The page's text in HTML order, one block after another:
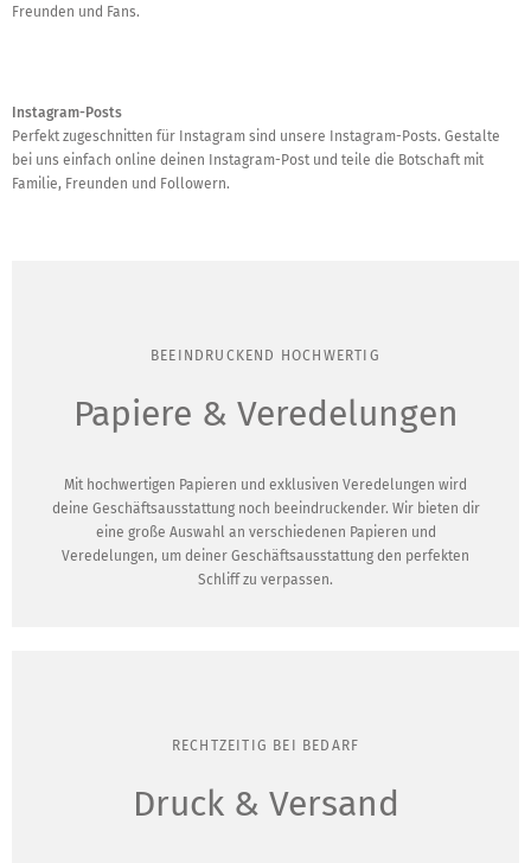
Freunden und Fans.
Instagram-Posts
Perfekt zugeschnitten für Instagram sind unsere Instagram-Posts. Gestalte
bei uns einfach online deinen Instagram-Post und teile die Botschaft mit
Familie, Freunden und Followern.
BEEINDRUCKEND HOCHWERTIG
Papiere & Veredelungen
Mit hochwertigen Papieren und exklusiven Veredelungen wird
deine Geschäftsausstattung noch beeindruckender. Wir bieten dir
eine große Auswahl an verschiedenen Papieren und
Veredelungen, um deiner Geschäftsausstattung den perfekten
Schliff zu verpassen.
RECHTZEITIG BEI BEDARF
Druck & Versand